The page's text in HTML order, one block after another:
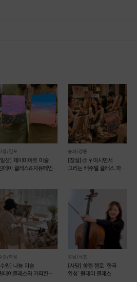
양/김포
산] 제이미아트 미술
데이 클래스&자유페인팅
송파/강동
[잠실]🎨🍷마시면서
그리는 캐주얼 클래스 파티
원/화성
원] 나뇽 미술
데이클래스와 커피한잔
강남/서초
[사당] 쏭첼 첼로 '한곡
완성' 원데이 클래스